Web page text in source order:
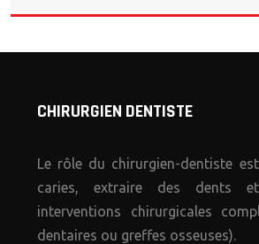
CHIRURGIEN DENTISTE
Le rôle du chirurgien-dentiste
caries, extraire des dents
interventions chirurgicales
dentaires ou greffes osseuses).